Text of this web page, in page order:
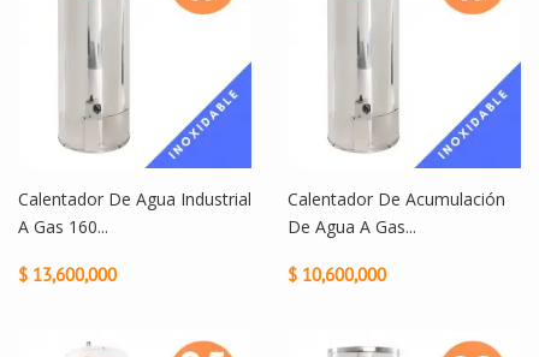
Calentador De Agua Industrial
A Gas 160...
$ 13,600,000
Calentador De Acumulación
De Agua A Gas...
$ 10,600,000